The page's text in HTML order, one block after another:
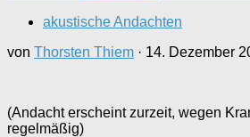
akustische Andachten
von Thorsten Thiem · 14. Dezember
(Andacht erscheint zurzeit, wegen
regelmäßig)